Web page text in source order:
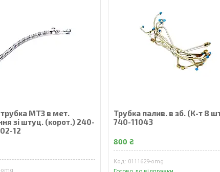
МТЗ в мет.
зі штуц. (корот.) 240-
12
omg
Трубка палив. в зб. (К-т 8
740-11043
800 ₴
0111629-omg